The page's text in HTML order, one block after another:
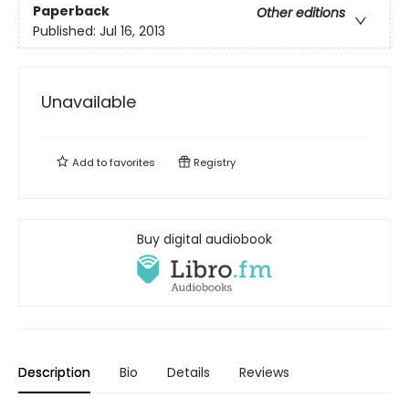
Paperback
Other editions
Published: Jul 16, 2013
Unavailable
Add tofavorites Registry
Buy digital audiobook
Description Bio Details Reviews